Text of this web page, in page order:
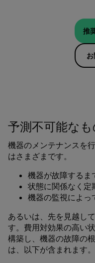
推
予測不可能な
機器のメンテナンスを
はさまざまです。
機器が故障するま
状態に関係なく定
機器の監視によっ
あるいは、先を見越し
す。費用対効果の高い
構築し、機器の故障の
は、以下が含まれます。